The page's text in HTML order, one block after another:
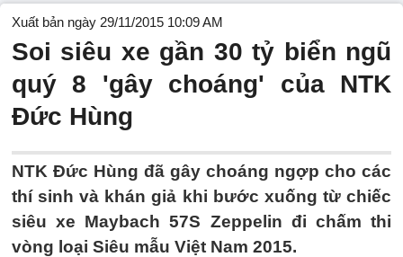
Xuất bản ngày 29/11/2015 10:09 AM
Soi siêu xe gần 30 tỷ biển ngũ
quý 8 'gây choáng' của NTK
Đức Hùng
NTK Đức Hùng đã gây choáng ngợp cho các
thí sinh và khán giả khi bước xuống từ chiếc
siêu xe Maybach 57S Zeppelin đi chấm thi
vòng loại Siêu mẫu Việt Nam 2015.